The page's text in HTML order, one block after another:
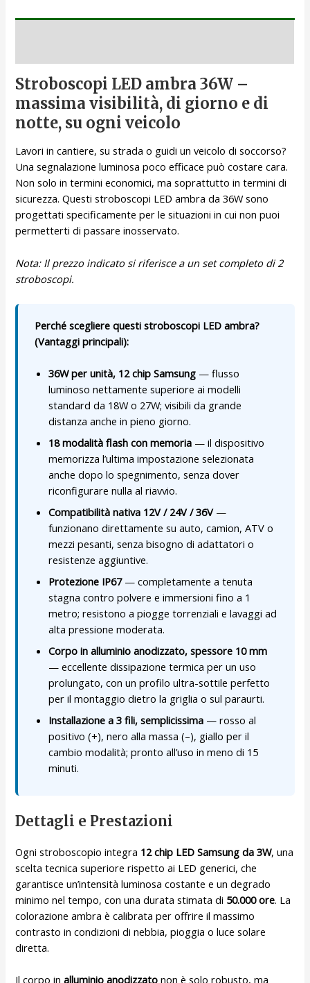
Stroboscopi LED ambra 36W –
massima visibilità, di giorno e di
notte, su ogni veicolo
Lavori in cantiere, su strada o guidi un veicolo di soccorso?
Una segnalazione luminosa poco efficace può costare cara.
Non solo in termini economici, ma soprattutto in termini di
sicurezza. Questi stroboscopi LED ambra da 36W sono
progettati specificamente per le situazioni in cui non puoi
permetterti di passare inosservato.
Nota: Il prezzo indicato si riferisce a un set completo di 2
stroboscopi.
Perché scegliere questi stroboscopi LED ambra?
(Vantaggi principali):
36W per unità, 12 chip Samsung — flusso
luminoso nettamente superiore ai modelli
standard da 18W o 27W; visibili da grande
distanza anche in pieno giorno.
18 modalità flash con memoria — il dispositivo
memorizza l’ultima impostazione selezionata
anche dopo lo spegnimento, senza dover
riconfigurare nulla al riavvio.
Compatibilità nativa 12V / 24V / 36V—
funzionano direttamente su auto, camion, ATV o
mezzi pesanti, senza bisogno di adattatori o
resistenze aggiuntive.
Protezione IP67— completamente a tenuta
stagna contro polvere e immersioni fino a 1
metro; resistono a piogge torrenziali e lavaggi ad
alta pressione moderata.
Corpo in alluminio anodizzato, spessore 10 mm
— eccellente dissipazione termica per un uso
prolungato, con un profilo ultra-sottile perfetto
per il montaggio dietro la griglia o sul paraurti.
Installazione a 3 fili, semplicissima — rosso al
positivo (+), nero alla massa (–), giallo per il
cambio modalità; pronto all’uso in meno di 15
minuti.
Dettagli e Prestazioni
Ogni stroboscopio integra 12 chip LED Samsung da 3W, una
scelta tecnica superiore rispetto ai LED generici, che
garantisce un’intensità luminosa costante e un degrado
minimo nel tempo, con una durata stimata di 50.000 ore. La
colorazione ambra è calibrata per offrire il massimo
contrasto in condizioni di nebbia, pioggia o luce solare
diretta.
Il corpo inalluminio anodizzato non è solo robusto, ma